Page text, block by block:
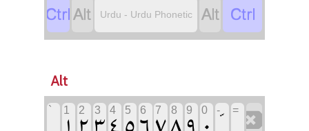
‏‏ Urdu - Urdu Phonetic ‏ ‏
Alt
`‏ 1 ‏١ 2 ‏٢ 3 ‏٣ 4 ‏٤ 5 ‏٥ 6 ‏٦ 7 ‏٧ 8 ‏٨ 9 ‏٩ 0 ‏٠ - =‏ ‏